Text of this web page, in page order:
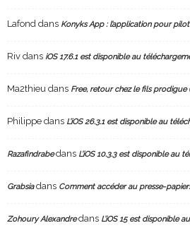
Lafond dans Konyks App : l’application pour
Riv dans iOS 17.6.1 est disponible au
Ma2thieu dans Free, retour chez le fils prodigue
Philippe dans L’iOS 26.3.1 est disponible au
Razafindrabedans L’iOS 10.3.3 est disponible au
Grabsiadans Comment accéder au presse-
Zohoury Alexandredans L’iOS 15 est disponible